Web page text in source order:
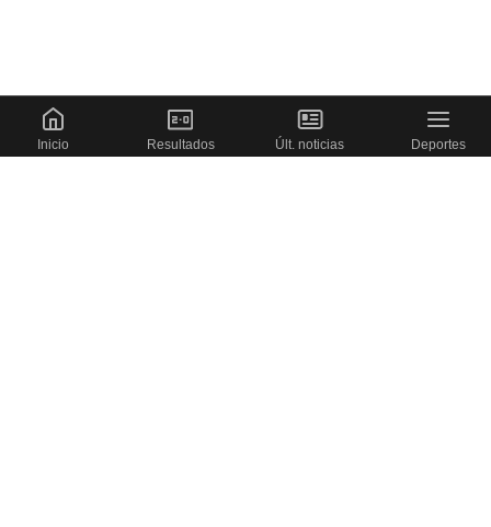
Inicio Resultados Últ. noticias Deportes